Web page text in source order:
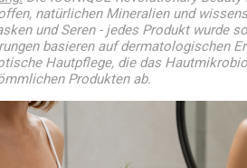
natürlichen Mineralien und
und Seren - jedes Produkt wurde
basieren auf dermatologischen
Hautpflege, die das
Produkten ab.